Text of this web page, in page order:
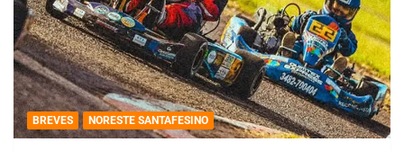
BREVES NORESTE SANTAFESINO